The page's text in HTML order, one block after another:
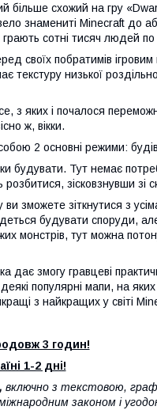
більше схожий на гру
знамениті Minecraft до
сотні тисяч людей по
своїх побратимів
текстуру низької
яких і почалося
ж, вікки.
2 основні режими:
будувати. Тут немає
зісковзнувши зі
зможете зіткнутися з
будувати споруди,
монстрів, тут можна
дає змогу гравцеві
популярні мапи, на
з найкращих у світі
3 годин!
1-2 дні!
, включно з текстовою,
законом і